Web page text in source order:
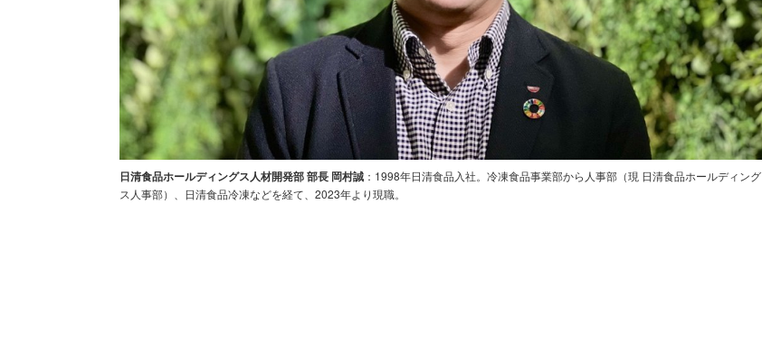
日清食品ホールディングス人材開発部 部長 岡村誠 ：1998年日清食品入社。冷凍食品事業部から人事部（現 日清食品ホールディング
ス人事部）、日清食品冷凍などを経て、2023年より現職。